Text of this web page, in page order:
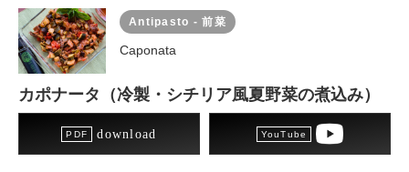
Antipasto - 前菜
Caponata
カポナータ（冷製・シチリア風夏野菜の煮込み）
download